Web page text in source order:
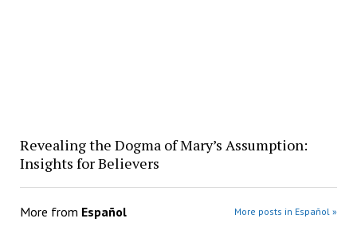
Revealing the Dogma of Mary’s Assumption:
Insights for Believers
More from Español More posts in Español »